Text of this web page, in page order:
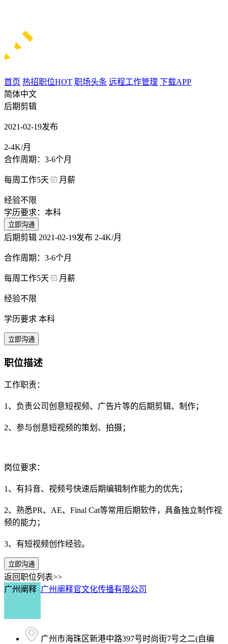
首页 热招职位HOT 职场头条 远程工作管理 下载APP
简体中文
后期剪辑
2021-02-19发布
2-4K/月
合作周期：3-6个月
每周工作5天 月薪
经验不限
学历要求：本科
立即沟通
后期剪辑 2021-02-19发布 2-4K/月
合作周期：3-6个月
每周工作5天 月薪
经验不限
学历要求 本科
立即沟通
职位描述
工作职责：
1、负责公司创意短视频、广告片等的后期剪辑、制作；
2、参与创意短视频的策划、拍摄；
岗位要求：
1、有抖音、视频号快速后期编辑制作能力的优先；
2、熟悉PR、AE、Final Cat等常用后期软件，具备独立制作视
频的能力；
3、有短视频创作经验。
立即沟通
返回职位列表>>
广州阐释 广州阐释官文化传播有限公司
广州市海珠区新港中路397号时尚街7号之二(自编